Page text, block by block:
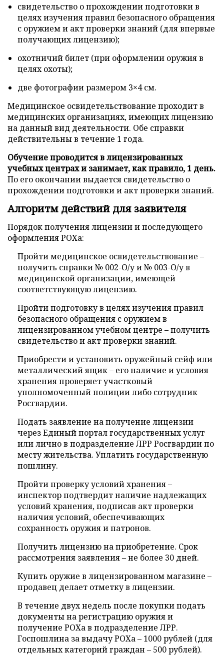
свидетельство о прохождении подготовки в
целях изучения правил безопасного обращения
с оружием и акт проверки знаний (для впервые
получающих лицензию);
охотничий билет (при оформлении оружия в
целях охоты);
две фотографии размером 3×4 см.
Медицинское освидетельствование проходит в
медицинских организациях, имеющих лицензию
на данный вид деятельности. Обе справки
действительны в течение 1 года.
Обучение проводится в лицензированных
учебных центрах и занимает, как правило, 1 день.
По его окончании выдается свидетельство о
прохождении подготовки и акт проверки знаний.
Алгоритм действий для заявителя
Порядок получения лицензии и последующего
оформления РОХа:
Пройти медицинское освидетельствование –
получить справки № 002-О/у и № 003-О/у в
медицинской организации, имеющей
соответствующую лицензию.
Пройти подготовку в целях изучения правил
безопасного обращения с оружием в
лицензированном учебном центре – получить
свидетельство и акт проверки знаний.
Приобрести и установить оружейный сейф или
металлический ящик – его наличие и условия
хранения проверяет участковый
уполномоченный полиции либо сотрудник
Росгвардии.
Подать заявление на получение лицензии
через Единый портал государственных услуг
или лично в подразделение ЛРР Росгвардии по
месту жительства. Уплатить государственную
пошлину.
Пройти проверку условий хранения –
инспектор подтвердит наличие надлежащих
условий хранения, подписав акт проверки
наличия условий, обеспечивающих
сохранность оружия и патронов.
Получить лицензию на приобретение. Срок
рассмотрения заявления – не более 30 дней.
Купить оружие в лицензированном магазине –
продавец делает отметку в лицензии.
В течение двух недель после покупки подать
документы на регистрацию оружия и
получение РОХа в подразделение ЛРР.
Госпошлина за выдачу РОХа – 1000 рублей (для
отдельных категорий граждан – 500 рублей).